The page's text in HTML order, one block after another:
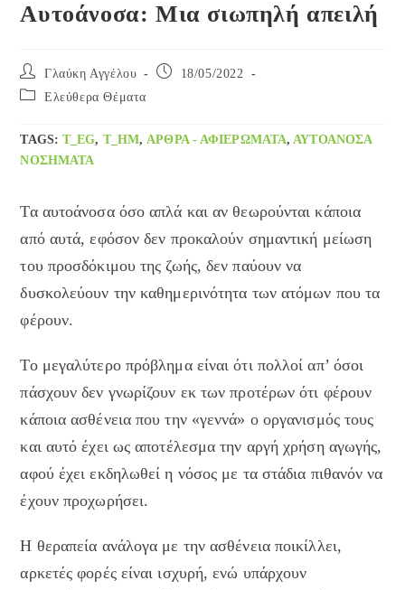
Αυτοάνοσα: Μια σιωπηλή απειλή
Post
author:
Γλαύκη Αγγέλου
Post
18/05/2022
Post Ελεύθερα Θέματα
TAGS:T_EG, T_HM, ΑΡΘΡΑ - ΑΦΙΕΡΏΜΑΤΑ, ΑΥΤΟΆΝΟΣΑ
ΝΟΣΉΜΑΤΑ
Τα αυτοάνοσα όσο απλά και αν θεωρούνται κάποια
από αυτά, εφόσον δεν προκαλούν σημαντική μείωση
του προσδόκιμου της ζωής, δεν παύουν να
δυσκολεύουν την καθημερινότητα των ατόμων που τα
φέρουν.
Το μεγαλύτερο πρόβλημα είναι ότι πολλοί απ’ όσοι
πάσχουν δεν γνωρίζουν εκ των προτέρων ότι φέρουν
κάποια ασθένεια που την «γεννά» ο οργανισμός τους
και αυτό έχει ως αποτέλεσμα την αργή χρήση αγωγής,
αφού έχει εκδηλωθεί η νόσος με τα στάδια πιθανόν να
έχουν προχωρήσει.
Η θεραπεία ανάλογα με την ασθένεια ποικίλλει,
αρκετές φορές είναι ισχυρή, ενώ υπάρχουν